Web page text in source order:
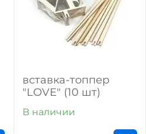
вставка-топпер
"LOVE" (10 шт)
В наличии